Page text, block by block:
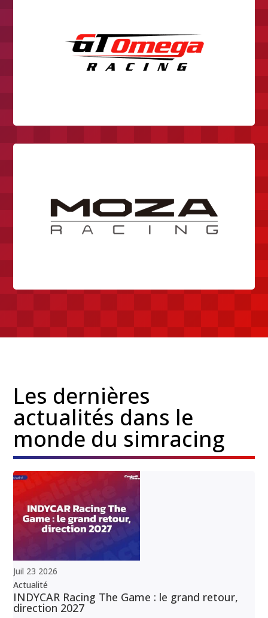
Les dernières
actualités dans le
monde du simracing
Juil 23 2026
Actualité
INDYCAR Racing The Game : le grand retour,
direction 2027